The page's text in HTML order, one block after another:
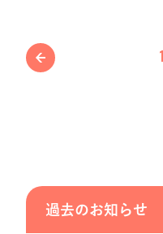
1
過去のお知らせ